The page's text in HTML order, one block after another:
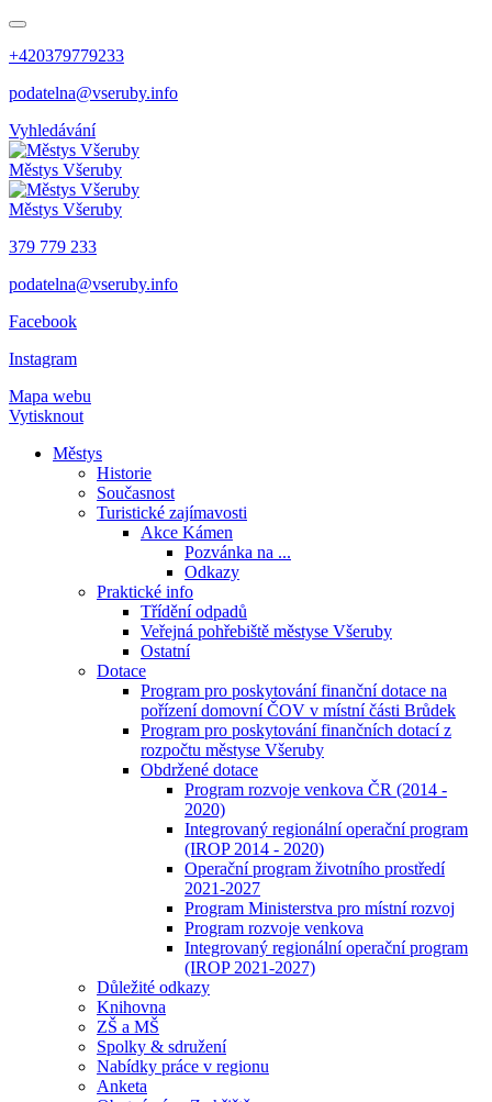
+420379779233
podatelna@vseruby.info
Vyhledávání
Městys Všeruby
Městys Všeruby
379 779 233
podatelna@vseruby.info
Facebook
Instagram
Mapa webu
Vytisknout
Městys
Historie
Současnost
Turistické zajímavosti
Akce Kámen
Pozvánka na ...
Odkazy
Praktické info
Třídění odpadů
Veřejná pohřebiště městyse Všeruby
Ostatní
Dotace
Program pro poskytování finanční dotace na
pořízení domovní ČOV v místní části Brůdek
Program pro poskytování finančních dotací z
rozpočtu městyse Všeruby
Obdržené dotace
Program rozvoje venkova ČR (2014 -
2020)
Integrovaný regionální operační program
(IROP 2014 - 2020)
Operační program životního prostředí
2021-2027
Program Ministerstva pro místní rozvoj
Program rozvoje venkova
Integrovaný regionální operační program
(IROP 2021-2027)
Důležité odkazy
Knihovna
ZŠ a MŠ
Spolky & sdružení
Nabídky práce v regionu
Anketa